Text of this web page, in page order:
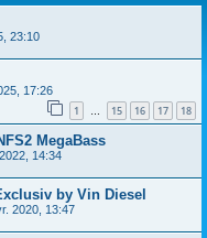
23:10
17:26
1 … 15 16 17 18
MegaBass
14:34
by Vin Diesel
2020, 13:47